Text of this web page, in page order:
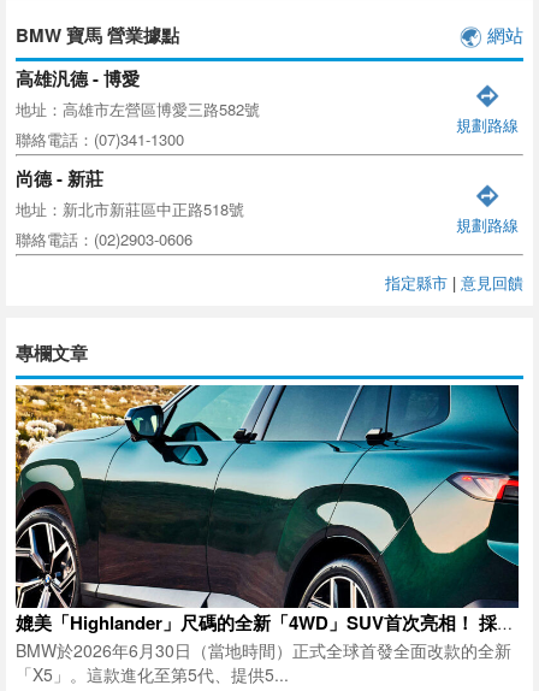
BMW 寶馬 營業據點 網站
高雄汎德 - 博愛
地址：高雄市左營區博愛三路582號
聯絡電話：(07)341-1300
規劃路線
尚德 - 新莊
地址：新北市新莊區中正路518號
聯絡電話：(02)2903-0606
規劃路線
指定縣市 | 意見回饋
專欄文章
媲美「Highlander」尺碼的全新「4WD」SUV首次亮相！ 採用車長約5公尺車身、創新「XX燈組＆車門把手」設計！ 還有超過600匹馬力的高性能車型！ BMW全新「X5」登場
BMW於2026年6月30日（當地時間）正式全球首發全面改款的全新
「X5」。這款進化至第5代、提供5...